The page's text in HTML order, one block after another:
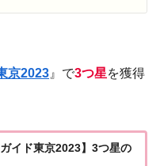
京2023 』で3つ星を獲得
ガイド東京2023】3つ星の